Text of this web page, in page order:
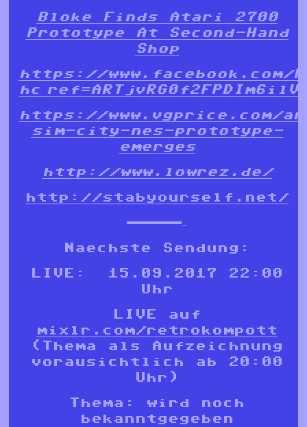
Bloke Finds Atari 2700
Prototype At Second-Hand
Shop
https://www.facebook.com/
https://www.vgprice.com/
sim-city-nes-prototype-
emerges
http://www.lowrez.de/
http://stabyourself.net/
—————–
Naechste Sendung:
LIVE: 15.09.2017 22:00
Uhr
LIVE auf
mixlr.com/retrokompott
(Thema als Aufzeichnung
vorausichtlich ab 20:00
Uhr)
Thema: wird noch
bekanntgegeben